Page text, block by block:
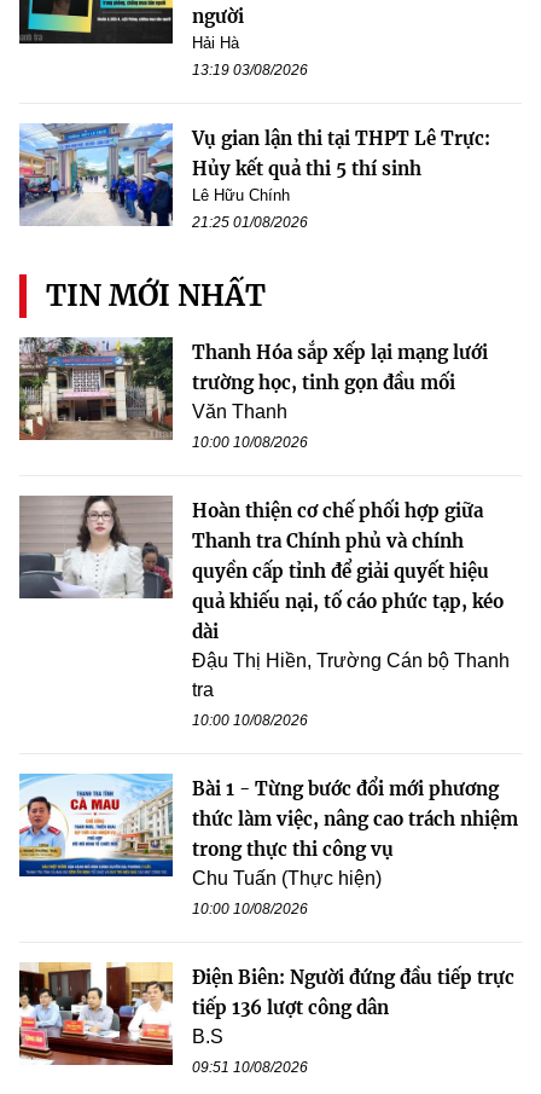
người
Hải Hà
13:19 03/08/2026
Vụ gian lận thi tại THPT Lê Trực:
Hủy kết quả thi 5 thí sinh
Lê Hữu Chính
21:25 01/08/2026
TIN MỚI NHẤT
Thanh Hóa sắp xếp lại mạng lưới
trường học, tinh gọn đầu mối
Văn Thanh
10:00 10/08/2026
Hoàn thiện cơ chế phối hợp giữa
Thanh tra Chính phủ và chính
quyền cấp tỉnh để giải quyết hiệu
quả khiếu nại, tố cáo phức tạp, kéo
dài
Đậu Thị Hiền, Trường Cán bộ Thanh
tra
10:00 10/08/2026
Bài 1 - Từng bước đổi mới phương
thức làm việc, nâng cao trách nhiệm
trong thực thi công vụ
Chu Tuấn (Thực hiện)
10:00 10/08/2026
Điện Biên: Người đứng đầu tiếp trực
tiếp 136 lượt công dân
B.S
09:51 10/08/2026